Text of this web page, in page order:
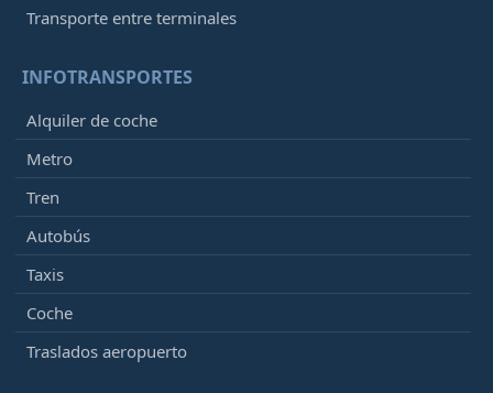
Transporte entre terminales
INFOTRANSPORTES
Alquiler de coche
Metro
Tren
Autobús
Taxis
Coche
Traslados aeropuerto